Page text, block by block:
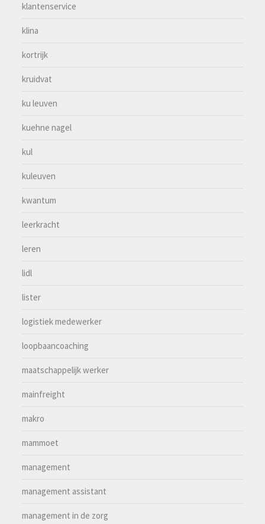
klantenservice
klina
kortrijk
kruidvat
ku leuven
kuehne nagel
kul
kuleuven
kwantum
leerkracht
leren
lidl
lister
logistiek medewerker
loopbaancoaching
maatschappelijk werker
mainfreight
makro
mammoet
management
management assistant
management in de zorg